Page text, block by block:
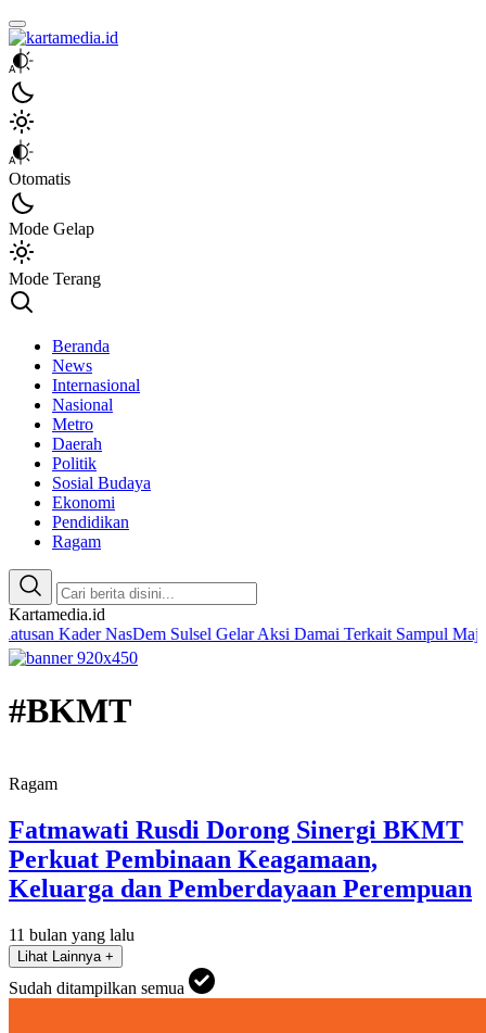
kartamedia.id
Jujur Mengabari
Otomatis
Mode Gelap
Mode Terang
Beranda
News
Internasional
Nasional
Metro
Daerah
Politik
Sosial Budaya
Ekonomi
Pendidikan
Ragam
Kartamedia.id
NasDem Sulsel Gelar Aksi Damai Terkait Sampul Majalah
#BKMT
Ragam
Fatmawati Rusdi Dorong Sinergi BKMT
Perkuat Pembinaan Keagamaan,
Keluarga dan Pemberdayaan Perempuan
11 bulan yang lalu
Lihat Lainnya +
Sudah ditampilkan semua